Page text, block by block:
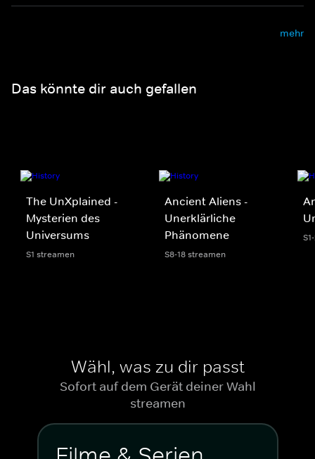
mehr
Das könnte dir auch gefallen
The UnXplained -
Mysterien des
Universums
S1 streamen
Ancient Aliens -
Unerklärliche
Phänomene
S8-18 streamen
Wähl, was zu dir passt
Sofort auf dem Gerät deiner Wahl
streamen